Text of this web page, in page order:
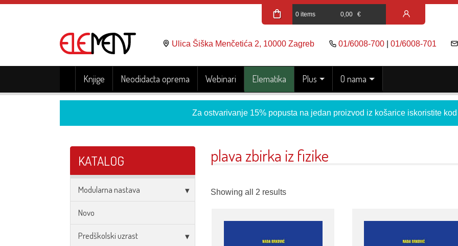
0 items 0,00 €
Ulica Šiška Menčetića 2, 10000 Zagreb 01/6008-700| 01/6008-701
Knjige Neodidacta oprema Webinari Elematika Plus O nama
Za ostvarivanje 15% popusta na jedan proizvod iz košarice iskoristite
KATALOG
Modularna nastava
Novo
Predškolski uzrast
plava zbirka iz fizike
Showing all 2 results